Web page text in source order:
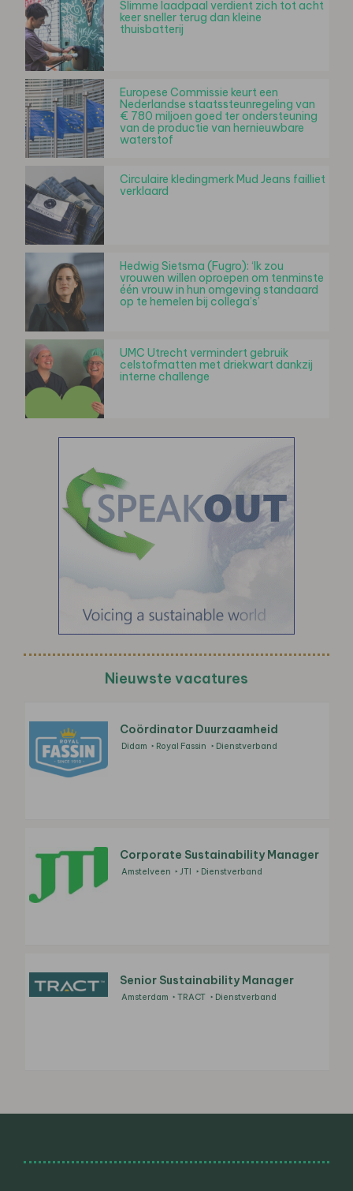
Slimme laadpaal verdient zich tot acht
keer sneller terug dan kleine
thuisbatterij
Europese Commissie keurt een
Nederlandse staatssteunregeling van
€ 780 miljoen goed ter ondersteuning
van de productie van hernieuwbare
waterstof
Circulaire kledingmerk Mud Jeans failliet
verklaard
Hedwig Sietsma (Fugro): ‘Ik zou
vrouwen willen oproepen om tenminste
één vrouw in hun omgeving standaard
op te hemelen bij collega’s’
UMC Utrecht vermindert gebruik
celstofmatten met driekwart dankzij
interne challenge
Nieuwste vacatures
Coördinator Duurzaamheid
Didam Royal Fassin Dienstverband
Corporate Sustainability Manager
Amstelveen JTI Dienstverband
Senior Sustainability Manager
Amsterdam TRACT Dienstverband